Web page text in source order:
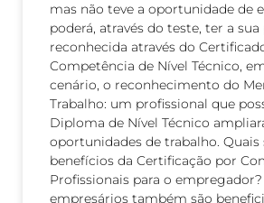
mas não teve a oportunidade de
poderá, através do teste, ter a sua
reconhecida através do
Competência de Nível Técnico,
cenário, o reconhecimento do
Trabalho: um profissional que
Diploma de Nível Técnico
oportunidades de trabalho. Quais
benefícios da Certificação por
Profissionais para o
empresários também são